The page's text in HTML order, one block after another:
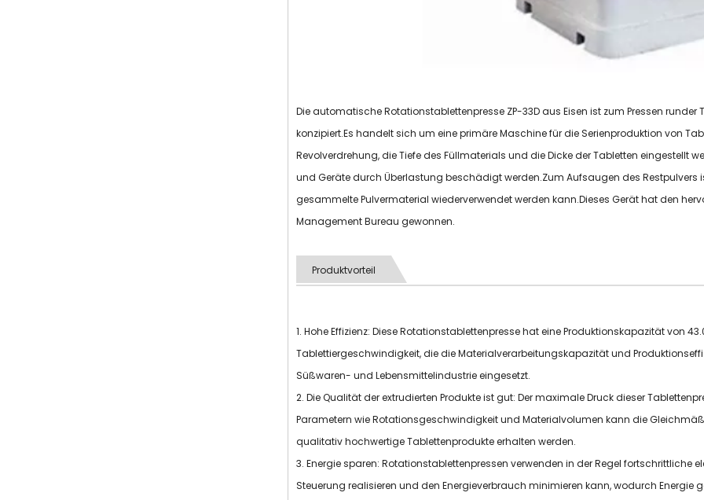
Die automatische Rotationstablettenpresse ZP-33D aus Eisen ist zum Pressen
konzipiert.Es handelt sich um eine primäre Maschine für die Serienproduktion von
Revolverdrehung, die Tiefe des Füllmaterials und die Dicke der Tabletten eingestellt
und Geräte durch Überlastung beschädigt werden.Zum Aufsaugen des
gesammelte Pulvermaterial wiederverwendet werden kann.Dieses Gerät hat den
Management Bureau gewonnen.
Produktvorteil
1. Hohe Effizienz: Diese Rotationstablettenpresse hat eine Produktionskapazität von
Tablettiergeschwindigkeit, die die Materialverarbeitungskapazität und
Süßwaren- und Lebensmittelindustrie eingesetzt.
2. Die Qualität der extrudierten Produkte ist gut: Der maximale Druck dieser
Parametern wie Rotationsgeschwindigkeit und Materialvolumen kann die
qualitativ hochwertige Tablettenprodukte erhalten werden.
3. Energie sparen: Rotationstablettenpressen verwenden in der Regel
Steuerung realisieren und den Energieverbrauch minimieren kann, wodurch Energie